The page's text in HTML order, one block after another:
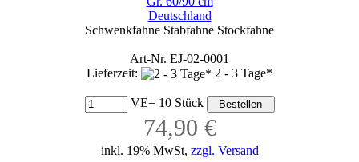
Deutschland
Schwenkfahne Stabfahne Stockfahne
Art-Nr. EJ-02-0001
Lieferzeit:
2 - 3 Tage*
VE= 10 Stück
74,90 €
inkl. 19% MwSt, zzgl. Versand